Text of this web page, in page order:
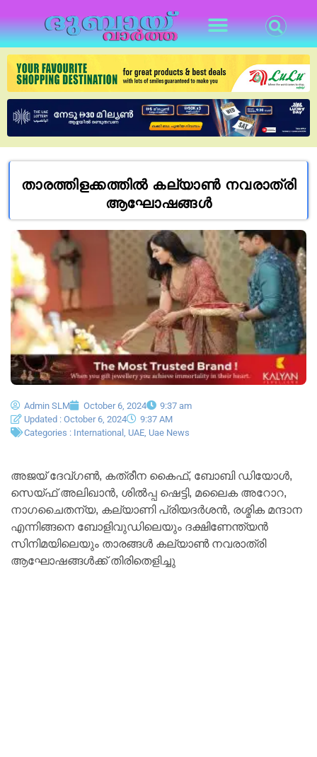
താരത്തിളക്കത്തിൽ കല്യാൺ നവരാത്രി
ആഘോഷങ്ങൾ
Admin SLM October 6, 2024
9:37 am
Updated : October 6, 2024
9:37 AM
Categories : International UAE Uae News
അജയ് ദേവ്ഗൺ, കത്രീന കൈഫ്, ബോബി ഡിയോൾ,
സെയ്‌ഫ് അലിഖാൻ, ശിൽപ്പ ഷെട്ടി, മലൈക അറോറ,
നാഗചൈതന്യ, കല്യാണി പ്രിയദർശൻ, രശ്മിക മന്ദാന
എന്നിങ്ങനെ ബോളിവുഡിലെയും ദക്ഷിണേന്ത്യൻ
സിനിമയിലെയും താരങ്ങൾ കല്യാൺ നവരാത്രി
ആഘോഷങ്ങൾക്ക് തിരിതെളിച്ചു